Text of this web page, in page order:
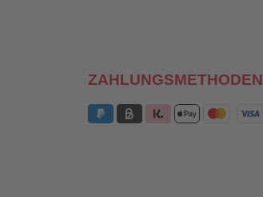
ZAHLUNGSMETHODEN